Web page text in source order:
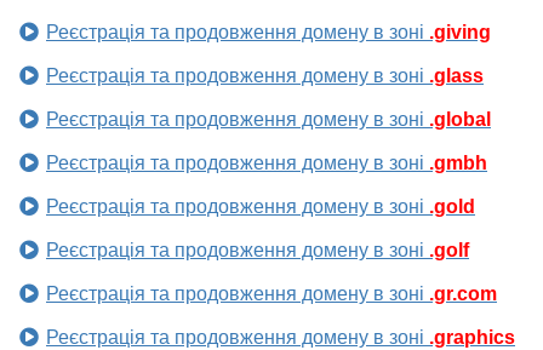
Реєстрація та продовження домену в зоні .giving
Реєстрація та продовження домену в зоні .glass
Реєстрація та продовження домену в зоні .global
Реєстрація та продовження домену в зоні .gmbh
Реєстрація та продовження домену в зоні .gold
Реєстрація та продовження домену в зоні .golf
Реєстрація та продовження домену в зоні .gr.com
Реєстрація та продовження домену в зоні .graphics